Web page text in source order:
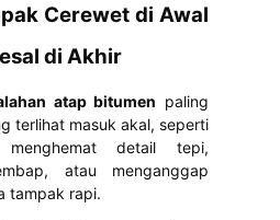
Cerewet di Awal
di Akhir
atap bitumen paling
terlihat masuk akal, seperti
menghemat detail tepi,
atau menganggap
tampak rapi.